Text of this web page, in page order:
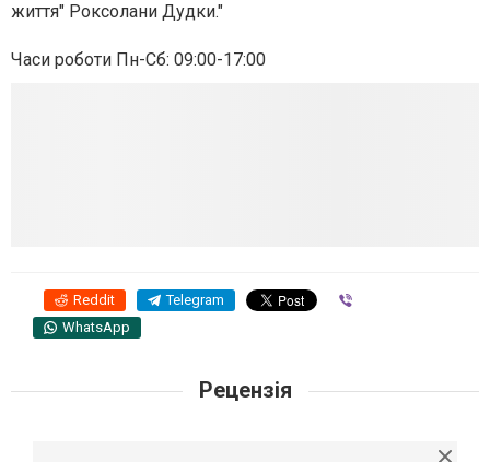
життя" Роксолани Дудки."
Часи роботи Пн-Сб: 09:00-17:00
Reddit Telegram
WhatsApp
Рецензія